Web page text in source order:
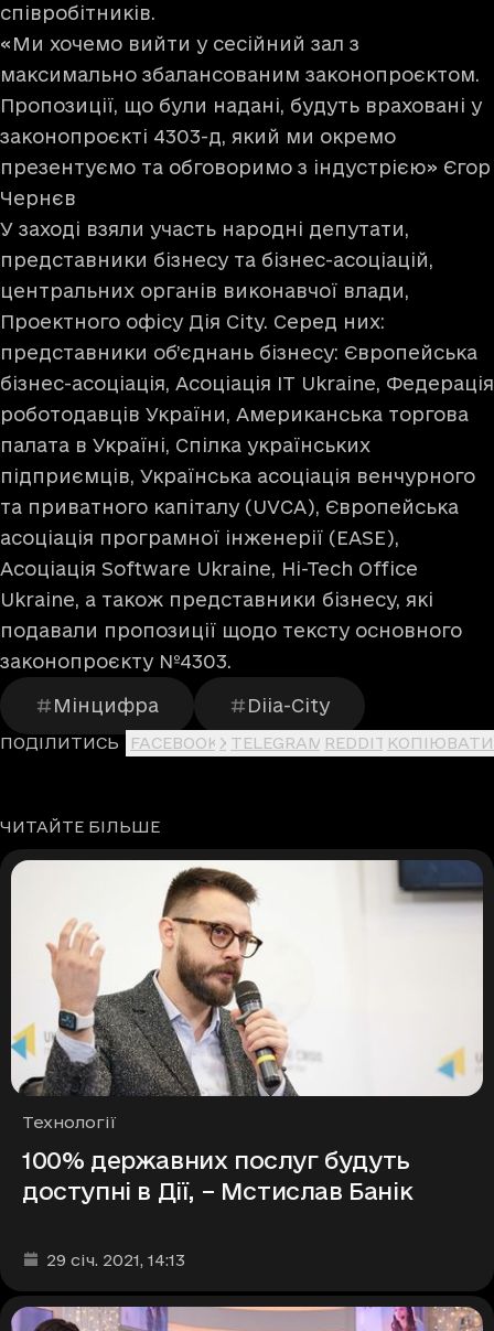
співробітників.
«Ми хочемо вийти у сесійний зал з
максимально збалансованим законопроєктом.
Пропозиції, що були надані, будуть враховані у
законопроєкті 4303-д, який ми окремо
презентуємо та обговоримо з індустрією» Єгор
Чернєв
У заході взяли участь народні депутати,
представники бізнесу та бізнес-асоціацій,
центральних органів виконавчої влади,
Проектного офісу Дія City. Серед них:
представники об’єднань бізнесу: Європейська
бізнес-асоціація, Асоціація IT Ukraine, Федерація
роботодавців України, Американська торгова
палата в Україні, Спілка українських
підприємців, Українська асоціація венчурного
та приватного капіталу (UVCA), Європейська
асоціація програмної інженерії (EASE),
Асоціація Software Ukraine, Hi-Tech Office
Ukraine, а також представники бізнесу, які
подавали пропозиції щодо тексту основного
законопроєкту №4303.
Мінцифра Diia-City
ПОДІЛИТИСЬ FACEBOOK X TELEGRAM REDDIT КОПІЮВАТИ
ЧИТАЙТЕ БІЛЬШЕ
Рубрики
Технології
100% державних послуг будуть
доступні в Дії, – Мстислав Банік
Дата та час публікації
29 січ. 2021, 14:13